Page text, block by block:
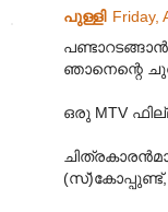
പുള്ളി Friday,
ഞാനെന്റെ
ഒരു MTV
(സ്)കോപ്പുണ്ട്,